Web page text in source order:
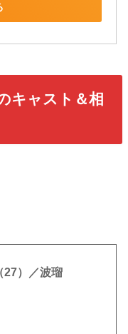
キャスト＆相
27）／波瑠